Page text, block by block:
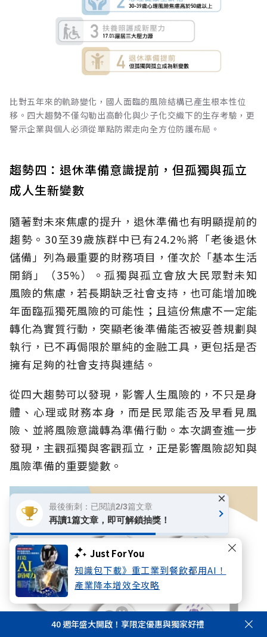
Just For You
知識包下載》重工業到餐飲都用AI！
產業降本增效全攻略
比對五年來的軌跡變化，國人面臨的風險結構已產生根本性位
移。四大趨勢不僅勾勒出高齡化與少子化交織下的生存考驗，更
警示企業與個人必須從單點防禦走向全方位防護布局。
趨勢四：退休準備意識提前，但孤獨與孤立
成人生新變數
隨著對未來焦慮的提升，退休準備也有明顯提前的
趨勢。30至39歲族群中已有24.2%將「老後退休
儲備」列為最重要的財務項目，僅次於「基本生活
開銷」（35%）。孤獨與孤立會放大民眾對未知
風險的焦慮，若長期缺乏社會支持，也可能增加晚
年面臨孤獨死風險的可能性；且這份焦慮不一定能
轉化為實質行動，突顯老後準備能否被妥善規劃與
執行，已不再侷限於單純的金融工具，更包括是否
擁有足夠的社會支持與連結。
從四大趨勢可以發現，影響人生風險的，不只是身
體、心理或財務本身，而是民眾能否及早看見風
險、並將風險意識轉為準備行動。本次調查進一步
發現，主觀孤獨與客觀孤立，正是影響風險認知與
風險準備的重要變數。
40 週年盛大開啟！享限定優惠與獨家好禮
最後衝刺：已閱讀2/3篇文章
再讀1篇文章，即可解鎖抽獎！
×